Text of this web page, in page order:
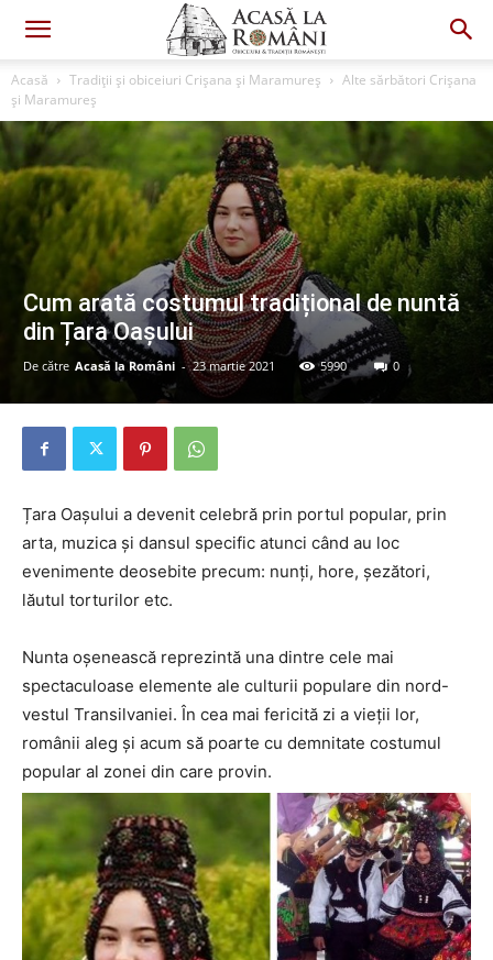
Acasă Tradiții și obiceiuri Crișana și Maramureș
Alte sărbători Crișana
și Maramureș
Cum arată costumul tradițional de nuntă
din Țara Oașului
De către Acasă la Români - 23 martie 2021 5990 0
Țara Oașului a devenit celebră prin portul popular, prin
arta, muzica și dansul specific atunci când au loc
evenimente deosebite precum: nunți, hore, șezători,
lăutul torturilor etc.
Nunta oșenească reprezintă una dintre cele mai
spectaculoase elemente ale culturii populare din nord-
vestul Transilvaniei. În cea mai fericită zi a vieții lor,
românii aleg și acum să poarte cu demnitate costumul
popular al zonei din care provin.